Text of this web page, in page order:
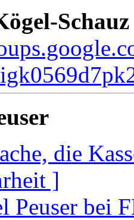
Schauz
die
]
Peuser bei